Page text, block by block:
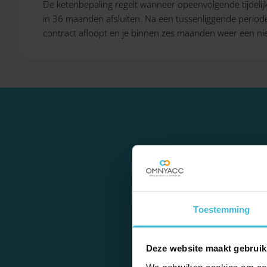
Toestemming
Deze website maakt
De ketenbepaling regelt wanneer opeenvolgende
in 36 maanden afsluiten. Na een tussenliggende
contract afloopt en je binnen zes maanden weer een
daarom vraagt,
dat